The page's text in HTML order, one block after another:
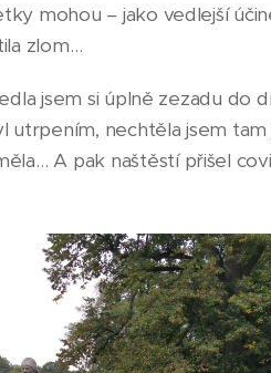
mohou – jako vedlejší
zlom…
jsem si úplně zezadu do
nechtěla jsem
A pak naštěstí přišel